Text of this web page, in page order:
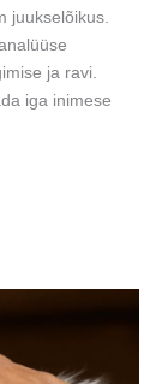
juukselõikus.
ja ravi.
iga inimese